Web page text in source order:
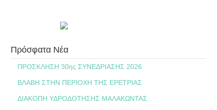
Πρόσφατα Νέα
ΠΡΟΣΚΛΗΣΗ 30ης ΣΥΝΕΔΡΙΑΣΗΣ 2026
ΒΛΑΒΗ ΣΤΗΝ ΠΕΡΙΟΧΗ ΤΗΣ ΕΡΕΤΡΙΑΣ
ΔΙΑΚΟΠΗ ΥΔΡΟΔΟΤΗΣΗΣ ΜΑΛΑΚΩΝΤΑΣ